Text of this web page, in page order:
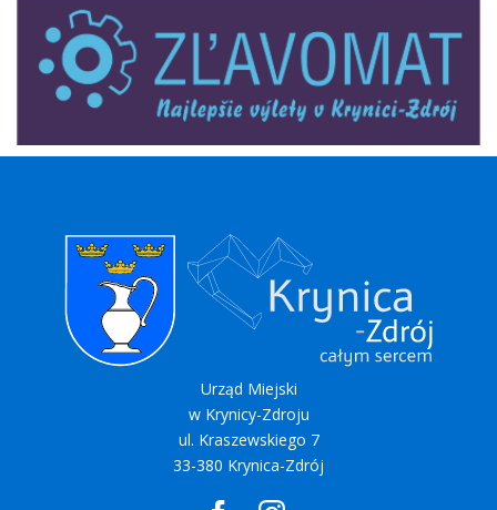
Urząd Miejski
w Krynicy-Zdroju
ul. Kraszewskiego 7
33-380 Krynica-Zdrój